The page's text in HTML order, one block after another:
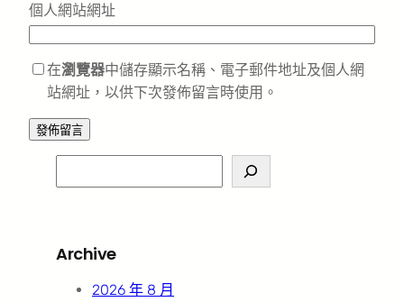
個人網站網址
在瀏覽器中儲存顯示名稱、電子郵件地址及個人網
站網址，以供下次發佈留言時使用。
e
c
Archive
2026 年 8 月